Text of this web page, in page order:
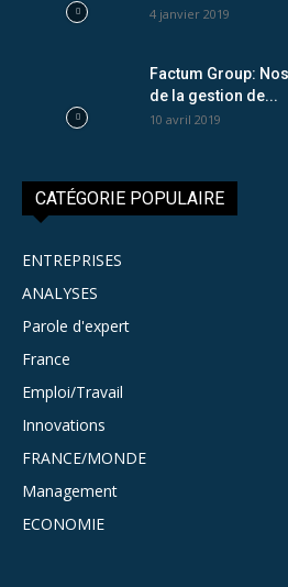
4 janvier 2019
Factum Group:
de la gestion de...
10 avril 2019
CATÉGORIE POPULAIRE
ENTREPRISES
ANALYSES
Parole d'expert
France
Emploi/Travail
Innovations
FRANCE/MONDE
Management
ECONOMIE